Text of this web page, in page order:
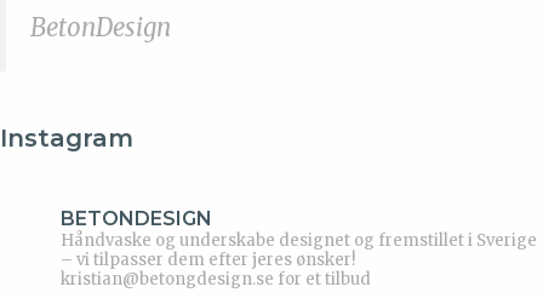
BetonDesign
Instagram
BETONDESIGN
Håndvaske og underskabe designet og fremstillet i Sverige
– vi tilpasser dem efter jeres ønsker!
kristian@betongdesign.se for et tilbud